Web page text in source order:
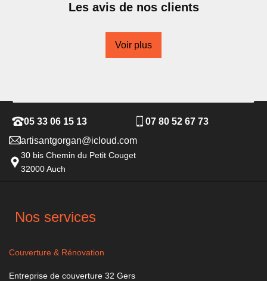
Les avis de nos clients
Voir plus
05 33 06 15 13
07 80 52 67 73
artisantgorgan@icloud.com
30 bis Chemin du Petit Couget
32000 Auch
Nos services
Couverture & Rénovation
Entreprise de couverture 32 Gers